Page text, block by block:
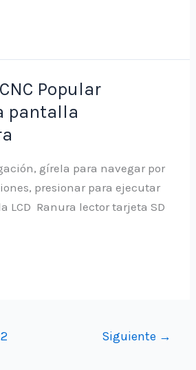
Popular
pantalla
gírela para navegar por
presionar para ejecutar
LCD Ranura lector tarjeta SD
2 Siguiente →